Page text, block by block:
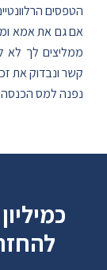
הטפסים
אם גם את אמא
ממליצים לך לא
קשר ונבדוק את
נפנה למס